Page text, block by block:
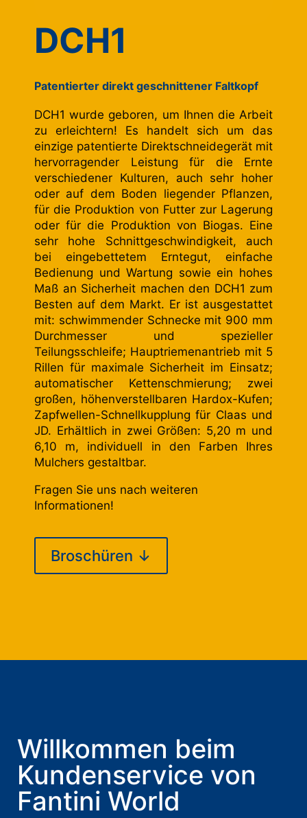
DCH1
Patentierter direkt geschnittener Faltkopf
DCH1 wurde geboren, um Ihnen die Arbeit
zu erleichtern! Es handelt sich um das
einzige patentierte Direktschneidegerät mit
hervorragender Leistung für die Ernte
verschiedener Kulturen, auch sehr hoher
oder auf dem Boden liegender Pflanzen,
für die Produktion von Futter zur Lagerung
oder für die Produktion von Biogas. Eine
sehr hohe Schnittgeschwindigkeit, auch
bei eingebettetem Erntegut, einfache
Bedienung und Wartung sowie ein hohes
Maß an Sicherheit machen den DCH1 zum
Besten auf dem Markt. Er ist ausgestattet
mit: schwimmender Schnecke mit 900 mm
Durchmesser und spezieller
Teilungsschleife; Hauptriemenantrieb mit 5
Rillen für maximale Sicherheit im Einsatz;
automatischer Kettenschmierung; zwei
großen, höhenverstellbaren Hardox-Kufen;
Zapfwellen-Schnellkupplung für Claas und
JD. Erhältlich in zwei Größen: 5,20 m und
6,10 m, individuell in den Farben Ihres
Mulchers gestaltbar.
Fragen Sie uns nach weiteren
Informationen!
Broschüren ↓
Willkommen beim
Kundenservice von
Fantini World